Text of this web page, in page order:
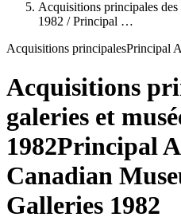
Acquisitions principales des
1982 / Principal …
Acquisitions principalesPrincipal
Acquisitions
galeries et
1982Principal
Canadian
Galleries 1982